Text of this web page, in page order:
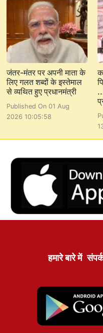
जंतर-मंतर पर अपनी माता के
लिए गलत शब्दों के इस्तेमाल
से व्यथित हुए प्रधानमंत्री
Published On 01 Aug
2026 10:05:58
हमारे बारे में